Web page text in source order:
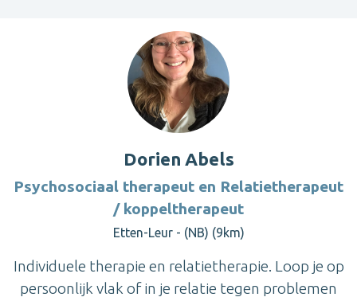
Dorien Abels
Psychosociaal therapeut en Relatietherapeut
/ koppeltherapeut
Etten-Leur - (NB) (9km)
Individuele therapie en relatietherapie. Loop je op
persoonlijk vlak of in je relatie tegen problemen